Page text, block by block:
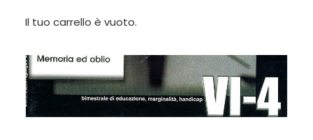
Il tuo carrello è vuoto.